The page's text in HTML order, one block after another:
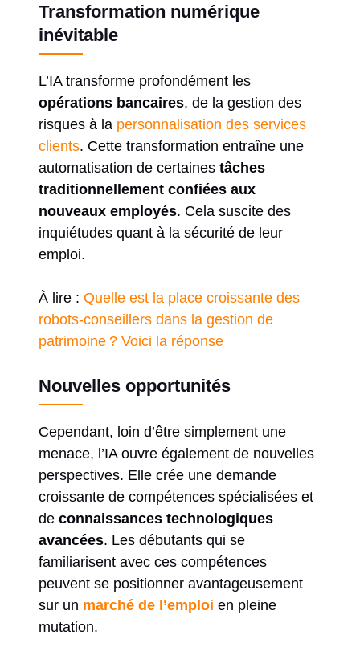
Transformation numérique
inévitable
L’IA transforme profondément les
opérations bancaires, de la gestion des
risques à la personnalisation des services
clients. Cette transformation entraîne une
automatisation de certaines tâches
traditionnellement confiées aux
nouveaux employés. Cela suscite des
inquiétudes quant à la sécurité de leur
emploi.
À lire : Quelle est la place croissante des
robots-conseillers dans la gestion de
patrimoine ? Voici la réponse
Nouvelles opportunités
Cependant, loin d’être simplement une
menace, l’IA ouvre également de nouvelles
perspectives. Elle crée une demande
croissante de compétences spécialisées et
de connaissances technologiques
avancées. Les débutants qui se
familiarisent avec ces compétences
peuvent se positionner avantageusement
sur un marché de l’emploi en pleine
mutation.